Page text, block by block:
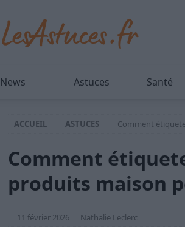
News Astuces Santé
ACCUEIL ASTUCES Comment
Comment
produits maison
11 février 2026 Nathalie Leclerc